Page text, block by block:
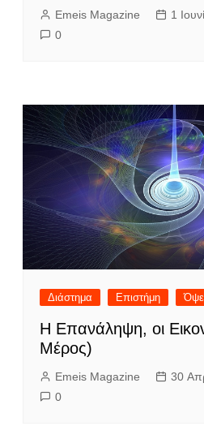
Emeis Magazine
1
0
Διάστημα Επιστήμη
Η Επανάληψη, οι
Μέρος)
Emeis Magazine
30
0